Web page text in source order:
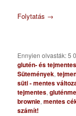
Folytatás →
Ennyien olvasták: 5
glutén- és
Sütemények,
süti - mentes
tejmentes,
brownie,mentes
számít!